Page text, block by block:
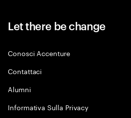
Let there be change
Conosci Accenture
Contattaci
Alumni
Informativa Sulla Privacy